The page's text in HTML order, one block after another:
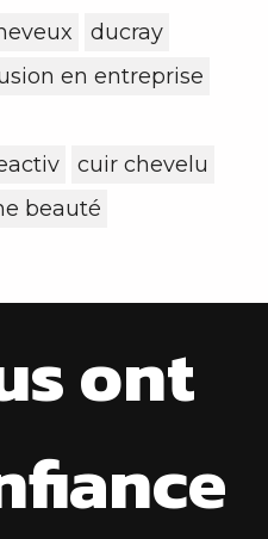
ducray
en entreprise
cuir chevelu
beauté
ont